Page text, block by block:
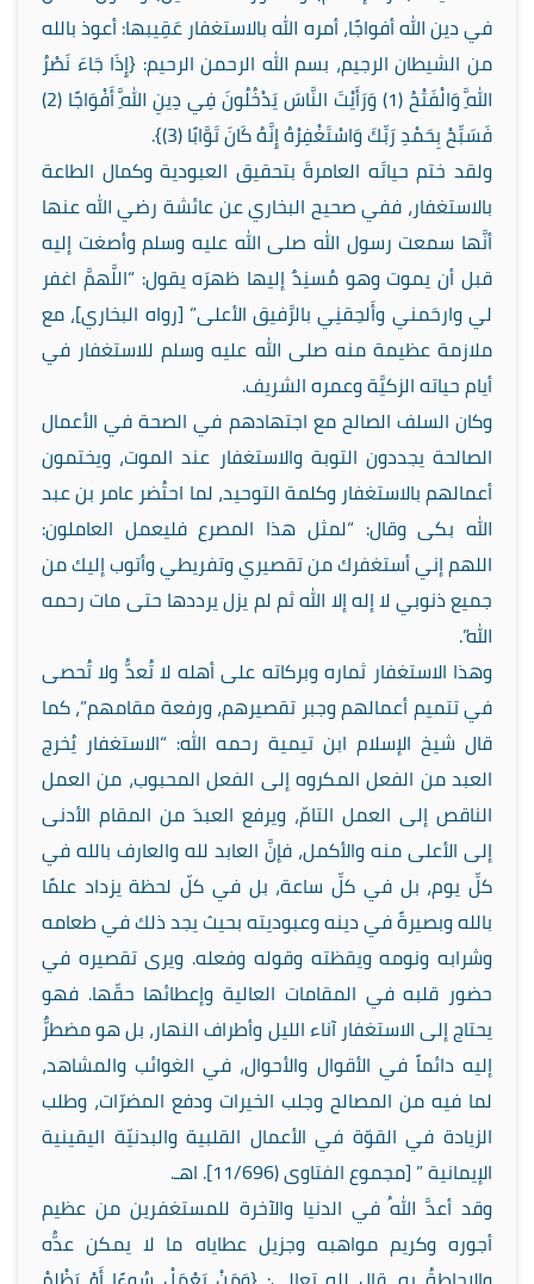
في دين الله أفواجًا، أمره الله بالاستغفار عَقِيبها: أعوذ بالله
من الشيطان الرجيم، بسم الله الرحمن الرحيم: {إِذَا جَاءَ نَصْرُ
اللَّهِ وَالْفَتْحُ (1) وَرَأَيْتَ النَّاسَ يَدْخُلُونَ فِي دِينِ اللَّهِ أَفْوَاجًا (2)
فَسَبِّحْ بِحَمْدِ رَبِّكَ وَاسْتَغْفِرْهُ إِنَّهُ كَانَ تَوَّابًا (3)}.
ولقد ختم حياتَه العامرةَ بتحقيق العبودية وكمال الطاعة
بالاستغفار، ففي صحيح البخاري عن عائشة رضي الله عنها
أنَّها سمعت رسول الله صلى الله عليه وسلم وأصغت إليه
قبل أن يموت وهو مُسنِدٌ إليها ظهرَه يقول: “اللَّهمَّ اغفر
لي وارحَمني وأَلحِقنِي بالرَّفيق الأعلى” [رواه البخاري]، مع
ملازمة عظيمة منه صلى الله عليه وسلم للاستغفار في
أيام حياته الزكيَّة وعمره الشريف.
وكان السلف الصالح مع اجتهادهم في الصحة في الأعمال
الصالحة يجددون التوبة والاستغفار عند الموت، ويختمون
أعمالهم بالاستغفار وكلمة التوحيد، لما احتُضر عامر بن عبد
الله بكى وقال: “لمثل هذا المصرع فليعمل العاملون:
اللهم إني أستغفرك من تقصيري وتفريطي وأتوب إليك من
جميع ذنوبي لا إله إلا الله ثم لم يزل يرددها حتى مات رحمه
الله”.
وهذا الاستغفار ثماره وبركاته على أهله لا تُعدُّ ولا تُحصى
في تتميم أعمالهم وجبر تقصيرهم، ورفعة مقامهم”، كما
قال شيخ الإسلام ابن تيمية رحمه الله: “الاستغفار يُخرج
العبد من الفعل المكروه إلى الفعل المحبوب، من العمل
الناقص إلى العمل التامّ، ويرفع العبدَ من المقام الأدنى
إلى الأعلى منه والأكمل، فإنَّ العابد لله والعارف بالله في
كلِّ يوم، بل في كلِّ ساعة، بل في كلّ لحظة يزداد علمًا
بالله وبصيرةً في دينه وعبوديته بحيث يجد ذلك في طعامه
وشرابه ونومه ويقظته وقوله وفعله. ويرى تقصيره في
حضور قلبه في المقامات العالية وإعطائها حقّها. فهو
يحتاج إلى الاستغفار آناء الليل وأطراف النهار، بل هو مضطرٌّ
إليه دائماً في الأقوال والأحوال، في الغوائب والمشاهد،
لما فيه من المصالح وجلب الخيرات ودفع المضرّات، وطلب
الزيادة في القوّة في الأعمال القلبية والبدنيّة اليقينية
الإيمانية ” [مجموع الفتاوى (11/696 ]. اهـ.
وقد أعدَّ اللهُ في الدنيا والآخرة للمستغفرين من عظيم
أجوره وكريم مواهبه وجزيل عطاياه ما لا يمكن عدُّه